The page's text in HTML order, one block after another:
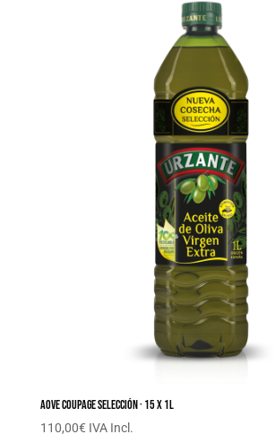
AOVE Coupage Selección · 15 x 1L
110,00€ IVA Incl.